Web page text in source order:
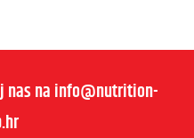
nas na info@nutrition-